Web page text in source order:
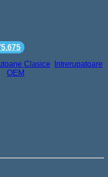
Clasice
Intrerupatoare
OEM